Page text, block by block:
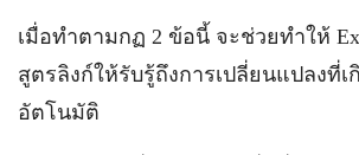
เมื่อทำตามกฏ 2 ข้อนี้ จะช่วยทำให้
สูตรลิงก์ให้รับรู้ถึงการเปลี่ยนแปลงที่
อัตโนมัติ